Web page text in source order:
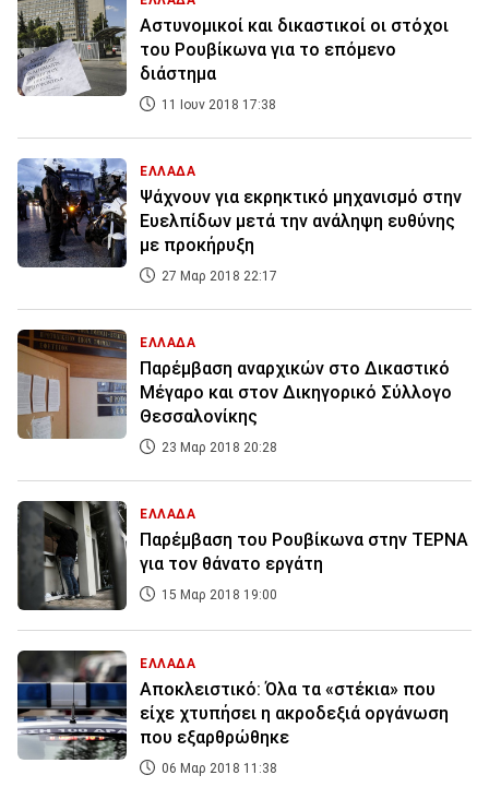
Αστυνομικοί και δικαστικοί οι στόχοι
του Ρουβίκωνα για το επόμενο
διάστημα
11 Ιουν 2018 17:38
ΕΛΛΑΔΑ
Ψάχνουν για εκρηκτικό μηχανισμό στην
Ευελπίδων μετά την ανάληψη ευθύνης
με προκήρυξη
27 Μαρ 2018 22:17
ΕΛΛΑΔΑ
Παρέμβαση αναρχικών στο Δικαστικό
Μέγαρο και στον Δικηγορικό Σύλλογο
Θεσσαλονίκης
23 Μαρ 2018 20:28
ΕΛΛΑΔΑ
Παρέμβαση του Ρουβίκωνα στην ΤΕΡΝΑ
για τον θάνατο εργάτη
15 Μαρ 2018 19:00
ΕΛΛΑΔΑ
Αποκλειστικό: Όλα τα «στέκια» που
είχε χτυπήσει η ακροδεξιά οργάνωση
που εξαρθρώθηκε
06 Μαρ 2018 11:38